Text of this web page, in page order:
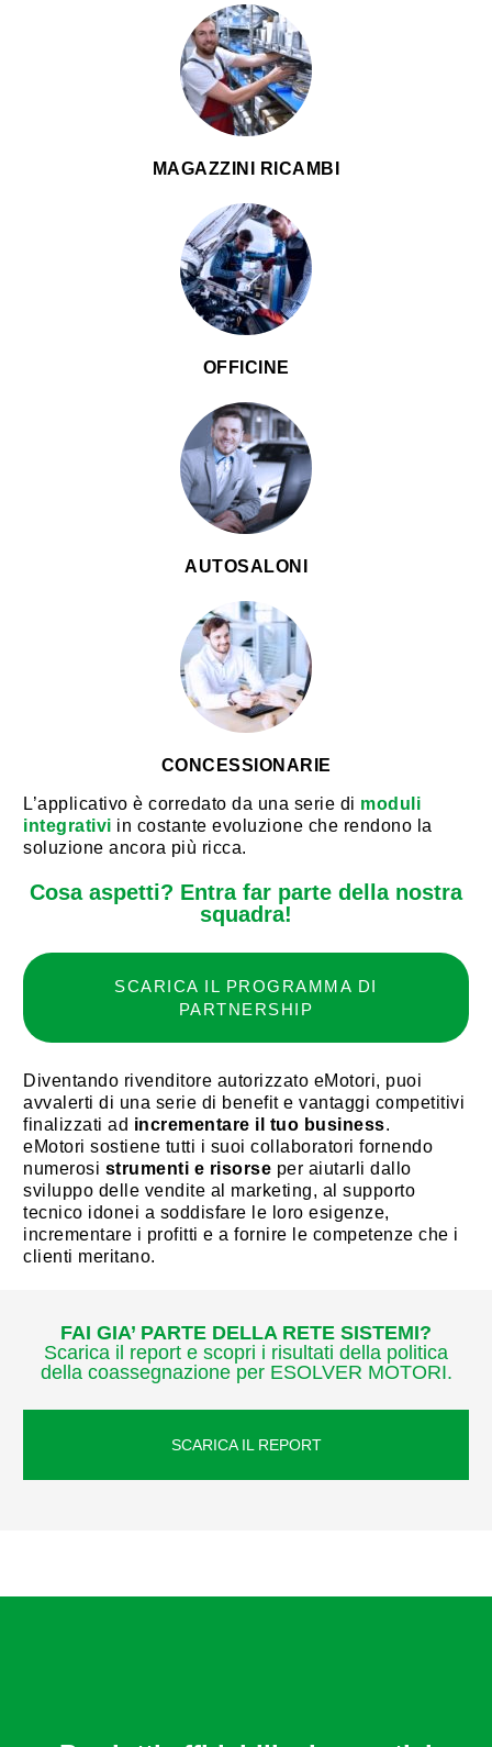
MAGAZZINI RICAMBI
OFFICINE
AUTOSALONI
CONCESSIONARIE
L’applicativo è corredato da una serie di moduli
integrativi in costante evoluzione che rendono la
soluzione ancora più ricca.
Cosa aspetti? Entra far parte della nostra
squadra!
SCARICA IL PROGRAMMA DI
PARTNERSHIP
Diventando rivenditore autorizzato eMotori, puoi
avvalerti di una serie di benefit e vantaggi competitivi
finalizzati ad incrementare il tuo business.
eMotori sostiene tutti i suoi collaboratori fornendo
numerosi strumenti e risorse per aiutarli dallo
sviluppo delle vendite al marketing, al supporto
tecnico idonei a soddisfare le loro esigenze,
incrementare i profitti e a fornire le competenze che i
clienti meritano.
FAI GIA’ PARTE DELLA RETE SISTEMI?
Scarica il report e scopri i risultati della politica
della coassegnazione per ESOLVER MOTORI.
SCARICA IL REPORT